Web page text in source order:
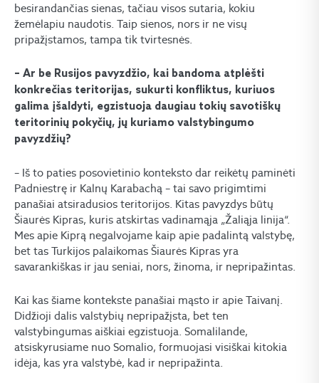
besirandančias sienas, tačiau visos sutaria, kokiu
žemėlapiu naudotis. Taip sienos, nors ir ne visų
pripažįstamos, tampa tik tvirtesnės.
– Ar be Rusijos pavyzdžio, kai bandoma atplėšti
konkrečias teritorijas, sukurti konfliktus, kuriuos
galima įšaldyti, egzistuoja daugiau tokių savotiškų
teritorinių pokyčių, jų kuriamo valstybingumo
pavyzdžių?
– Iš to paties posovietinio konteksto dar reikėtų paminėti
Padniestrę ir Kalnų Karabachą – tai savo prigimtimi
panašiai atsiradusios teritorijos. Kitas pavyzdys būtų
Šiaurės Kipras, kuris atskirtas vadinamąja „Žaliąja linija“.
Mes apie Kiprą negalvojame kaip apie padalintą valstybę,
bet tas Turkijos palaikomas Šiaurės Kipras yra
savarankiškas ir jau seniai, nors, žinoma, ir nepripažintas.
Kai kas šiame kontekste panašiai mąsto ir apie Taivanį.
Didžioji dalis valstybių nepripažįsta, bet ten
valstybingumas aiškiai egzistuoja. Somalilande,
atsiskyrusiame nuo Somalio, formuojasi visiškai kitokia
idėja, kas yra valstybė, kad ir nepripažinta.